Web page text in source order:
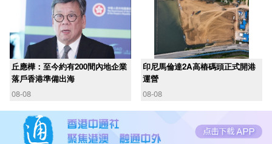
丘應樺：至今約有200間內地企業
落戶香港準備出海
08-08
印尼馬倫達2A高樁碼頭正式開港
運營
08-08